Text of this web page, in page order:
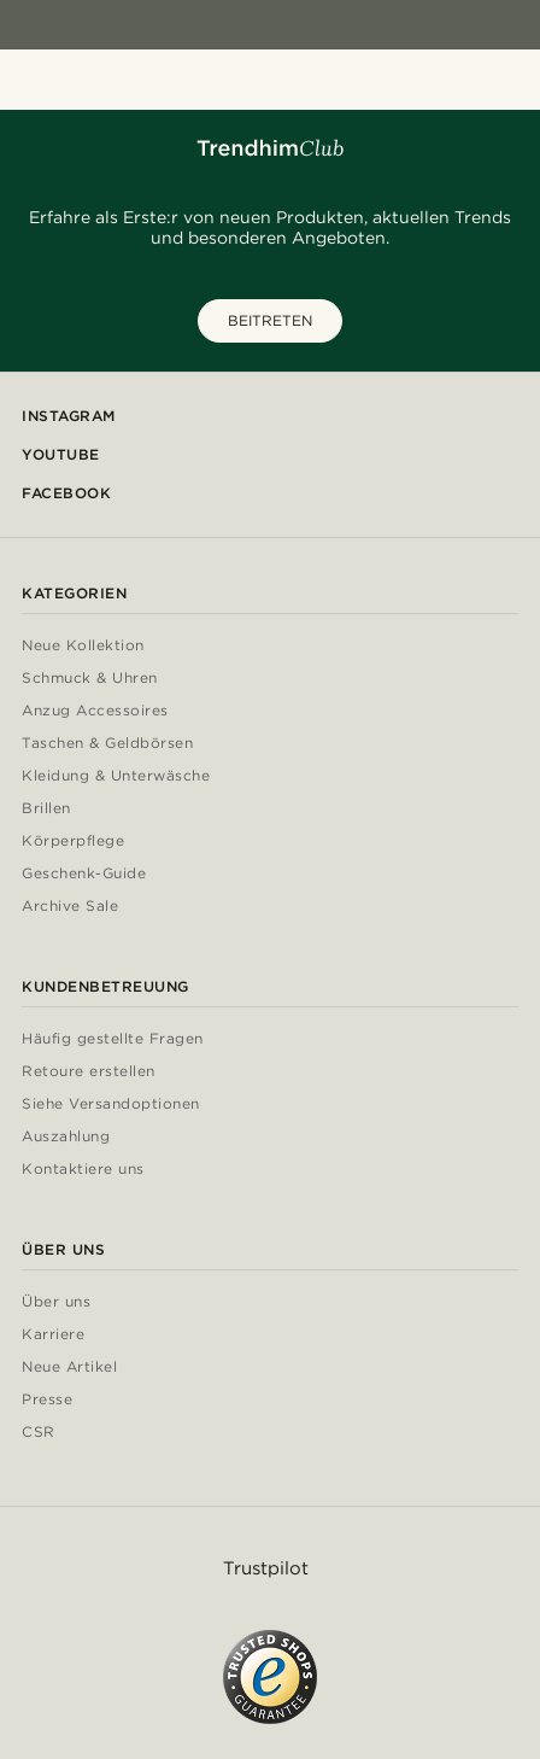
Erfahre als Erste:r von neuen Produkten, aktuellen Trends
und besonderen Angeboten.
BEITRETEN
INSTAGRAM
YOUTUBE
FACEBOOK
KATEGORIEN
Neue Kollektion
Schmuck & Uhren
Anzug Accessoires
Taschen & Geldbörsen
Kleidung & Unterwäsche
Brillen
Körperpflege
Geschenk-Guide
Archive Sale
KUNDENBETREUUNG
Häufig gestellte Fragen
Retoure erstellen
Siehe Versandoptionen
Auszahlung
Kontaktiere uns
ÜBER UNS
Über uns
Karriere
Neue Artikel
Presse
CSR
Trustpilot